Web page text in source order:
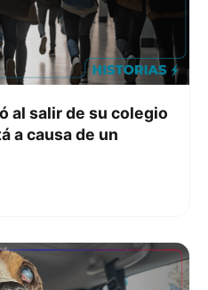
al salir de su colegio
a causa de un